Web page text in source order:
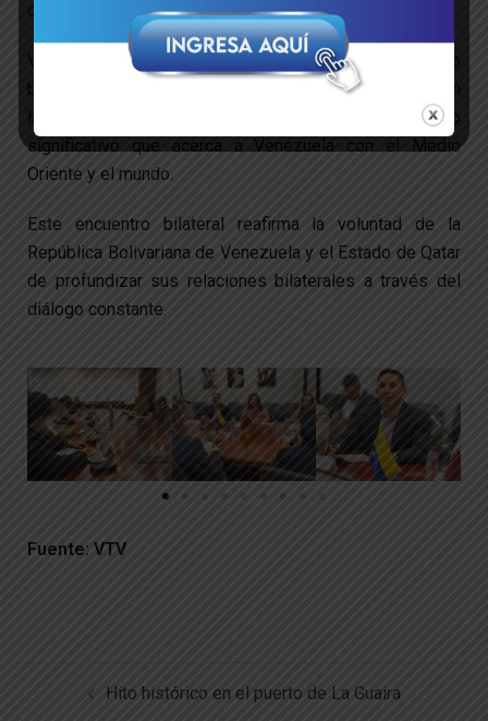
compartidas.
Vale destacar que el proceso de acercamiento
binacional comienza a reflejar resultados concretos, con
la próxima llegada de Qatar Airways a Caracas, un paso
significativo que acerca a Venezuela con el Medio
Oriente y el mundo.
Este encuentro bilateral reafirma la voluntad de la
República Bolivariana de Venezuela y el Estado de Qatar
de profundizar sus relaciones bilaterales a través del
diálogo constante.
Fuente: VTV
Hito histórico en el puerto de La Guaira